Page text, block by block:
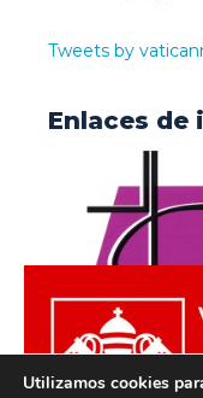
Tweets by
Enlaces de
Utilizamos cookies